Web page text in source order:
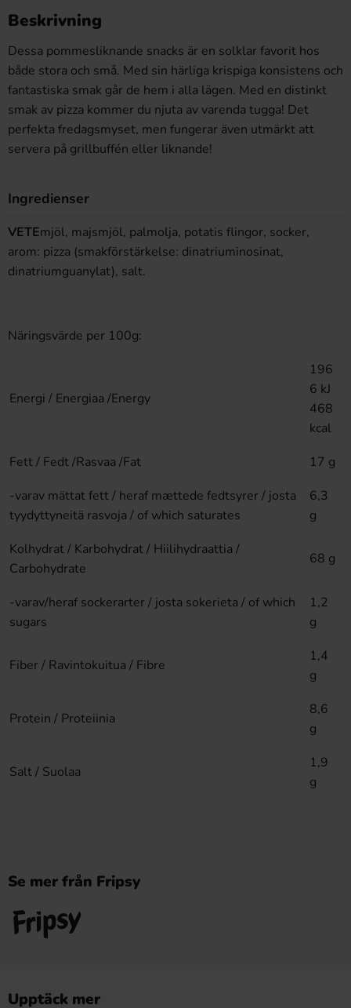
Beskrivning
Dessa pommesliknande snacks är en solklar favorit hos
både stora och små. Med sin härliga krispiga konsistens och
fantastiska smak går de hem i alla lägen. Med en distinkt
smak av pizza kommer du njuta av varenda tugga! Det
perfekta fredagsmyset, men fungerar även utmärkt att
servera på grillbuffén eller liknande!
Ingredienser
VETEmjöl, majsmjöl, palmolja, potatis flingor, socker,
arom: pizza (smakförstärkelse: dinatriuminosinat,
dinatriumguanylat), salt.
Näringsvärde per 100g:
Energi / Energiaa /Energy
196
6 kJ
468
kcal
Fett / Fedt /Rasvaa /Fat
17 g
-varav mättat fett / heraf mættede fedtsyrer / josta
tyydyttyneitä rasvoja / of which saturates
6,3
g
Kolhydrat / Karbohydrat / Hiilihydraattia /
Carbohydrate
68 g
-varav/heraf sockerarter / josta sokerieta / of which
sugars
1,2
g
Fiber / Ravintokuitua / Fibre
1,4
g
Protein / Proteiinia
8,6
g
Salt / Suolaa
1,9
g
Se mer från Fripsy
Upptäck mer